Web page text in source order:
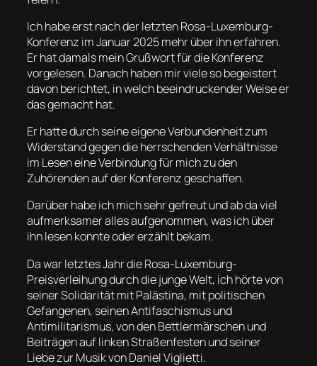
Ich habe erst nach der letzten Rosa-Luxemburg-
Konferenz im Januar 2025 mehr über ihn erfahren.
Er hat damals mein Grußwort für die Konferenz
vorgelesen. Danach haben mir viele so begeistert
davon berichtet, in welch beeindruckender Weise er
das gemacht hat.
Er hatte durch seine eigene Verbundenheit zum
Widerstand gegen die herrschenden Verhältnisse
im Lesen eine Verbindung für mich zu den
Zuhörenden auf der Konferenz geschaffen.
Darüber habe ich mich sehr gefreut und ab da viel
aufmerksamer alles aufgenommen, was ich über
ihn lesen konnte oder erzählt bekam.
Da war letztes Jahr die Rosa-Luxemburg-
Preisverleihung durch die junge Welt, ich hörte von
seiner Solidarität mit Palästina, mit politischen
Gefangenen, seinen Antifaschismus und
Antimilitarismus, von den Bettlermärschen und
Beiträgen auf linken Straßenfesten und seiner
Liebe zur Musik von Daniel Viglietti.